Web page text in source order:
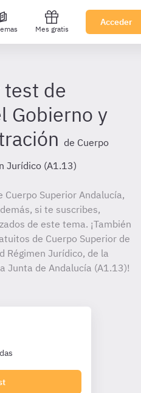
Mes gratis
Acceder
de
Gobierno y
de Cuerpo
Jurídico (A1.13)
Superior Andalucía,
si te suscribes,
de este tema. ¡También
de Cuerpo Superior de
Régimen Jurídico, de la
Junta de Andalucía (A1.13)!